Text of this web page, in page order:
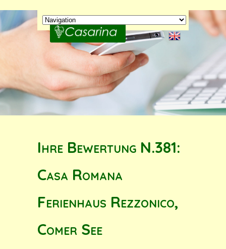
Ihre Bewertung N.381:
Casa Romana
Ferienhaus Rezzonico,
Comer See